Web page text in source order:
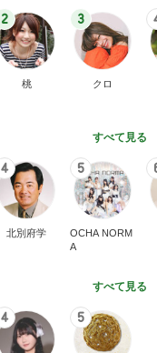
2
桃
3
クロ
すべて見る
4
北別府学
5
OCHA NORM
A
すべて見る
4 5